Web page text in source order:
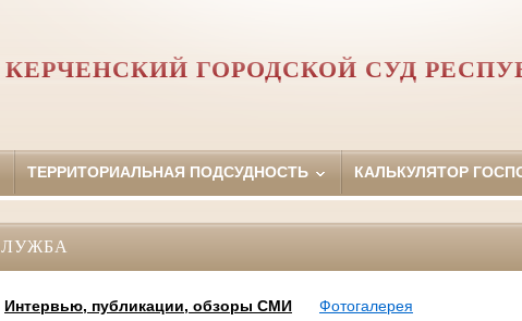
КЕРЧЕНСКИЙ ГОРОДСКОЙ СУД
ТЕРРИТОРИАЛЬНАЯ ПОДСУДНОСТЬ КАЛЬКУЛЯТОР
Интервью, публикации, обзоры СМИ
Фотогалерея